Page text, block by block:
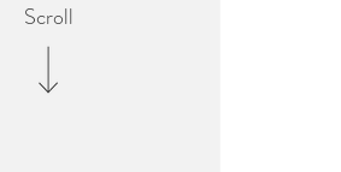
Scroll